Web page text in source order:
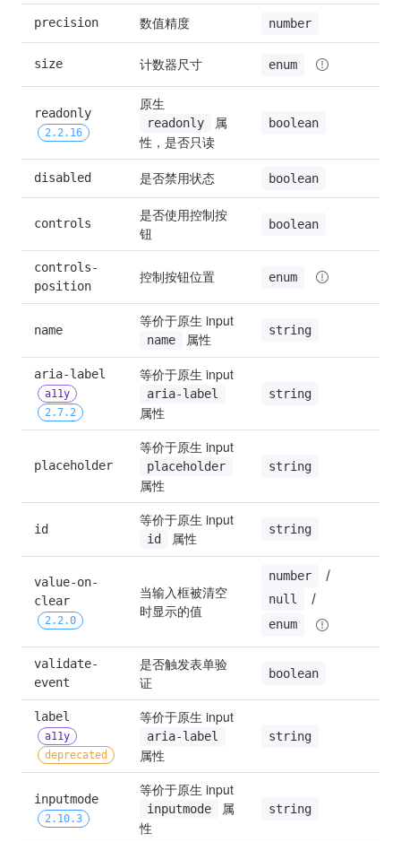
precision 数值精度 number
size 计数器尺寸 enum
readonly
2.2.16
readonly
属
性，是否只读
boolean
disabled 是否禁用状态 boolean
controls
是否使用控制按
钮
boolean
controls-
position
控制按钮位置 enum
name
name 属性
string
aria-label
a11y
2.7.2
aria-label
属性
string
placeholder placeholder
属性
string
id
id 属性
string
value-on-
clear
2.2.0
当输入框被清空
时显示的值
number /
null /
enum
validate-
event
是否触发表单验
证
boolean
label
a11y
deprecated
aria-label
属性
string
inputmode
2.10.3
inputmode
属
性
string